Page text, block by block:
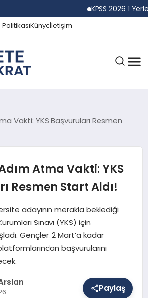
KPSS 2026 1
Künyeİletişim
Vakti: YKS Başvuruları Resmen
Atma Vakti: YKS
Resmen Start Aldı!
adayının merakla beklediği
Sınavı (YKS) için
Gençler, 2 Mart’a kadar
başvurularını
Paylaş